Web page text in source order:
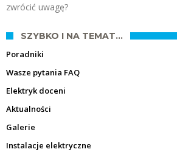
zwrócić uwagę?
SZYBKO I NA TEMAT…
Poradniki
Wasze pytania FAQ
Elektryk doceni
Aktualności
Galerie
Instalacje elektryczne